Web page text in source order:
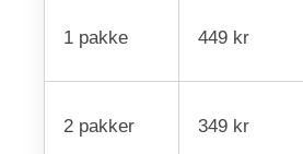
1 pakke 449 kr
2 pakker 349 kr